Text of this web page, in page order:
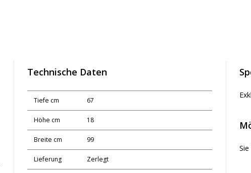
Technische Daten
Tiefe cm 67
Höhe cm 18
Breite cm 99
Lieferung Zerlegt